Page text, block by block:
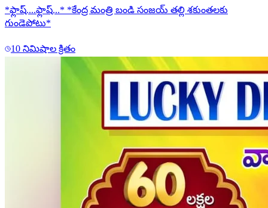
*ఫ్లాష్....ఫ్లాష్...* *కేంద్ర మంత్రి బండి సంజయ్ తల్లి శకుంతలకు
గుండెపోటు*
10 నిమిషాల క్రితం